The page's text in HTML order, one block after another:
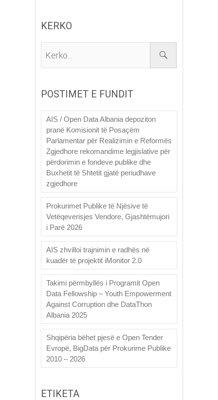
KERKO
POSTIMET E FUNDIT
AIS / Open Data Albania depoziton
pranë Komisionit të Posaçëm
Parlamentar për Realizimin e Reformës
Zgjedhore rekomandime legjislative për
përdorimin e fondeve publike dhe
Buxhetit të Shtetit gjatë periudhave
zgjedhore
Prokurimet Publike të Njësive të
Vetëqeverisjes Vendore, Gjashtëmujori
i Parë 2026
AIS zhvilloi trajnimin e radhës në
kuadër të projektit iMonitor 2.0
Takimi përmbyllës i Programit Open
Data Fellowship – Youth Empowerment
Against Corruption dhe DataThon
Albania 2025
Shqipëria bëhet pjesë e Open Tender
Evropë, BigData për Prokurime Publike
2010 – 2026
ETIKETA